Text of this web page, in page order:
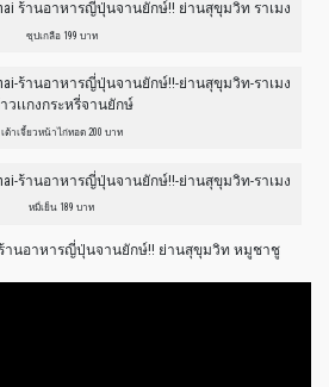
ซุปเกลือ 199 บาท
เต้าเจี้ยวหน้าไก่ทอด 200 บาท
หมี่เย็น 189 บาท